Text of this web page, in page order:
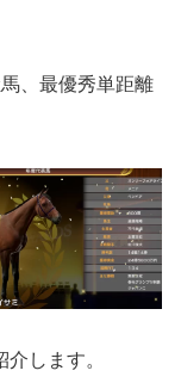
、最優秀単距離
します。